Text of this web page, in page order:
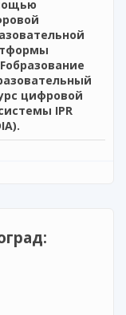
цифровой
IPR
(СПО)»